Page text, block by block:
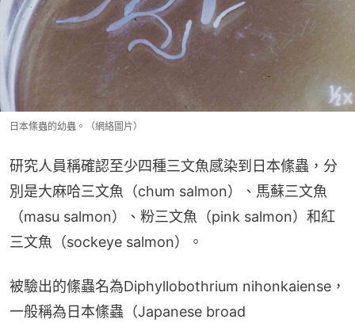
日本絛蟲的幼蟲。（網絡圖片）
研究人員稱確認至少四種三文魚感染到日本絛蟲，分
別是大麻哈三文魚（chum salmon）、馬蘇三文魚
（masu salmon）、粉三文魚（pink salmon）和紅
三文魚（sockeye salmon）。
被驗出的絛蟲名為Diphyllobothrium nihonkaiense，
一般稱為日本絛蟲（Japanese broad